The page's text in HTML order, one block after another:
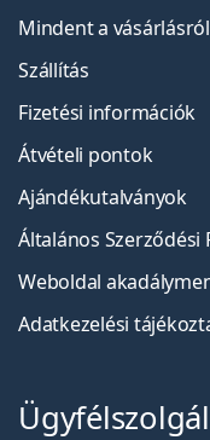
Mindent a vásárlásról
Szállítás
Fizetési információk
Átvételi pontok
Ajándékutalványok
Általános Szerződési
Weboldal
Adatkezelési